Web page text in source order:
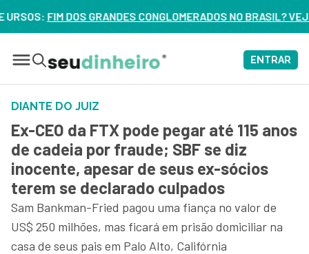
CONGLOMERADOS NO BRASIL? VEJA ERROS DE 3 DELES –
ENTRAR
DIANTE DO JUIZ
Ex-CEO da FTX pode pegar até 115 anos
de cadeia por fraude; SBF se diz
inocente, apesar de seus ex-sócios
terem se declarado culpados
Sam Bankman-Fried pagou uma fiança no valor de
US$ 250 milhões, mas ficará em prisão domiciliar na
casa de seus pais em Palo Alto, Califórnia